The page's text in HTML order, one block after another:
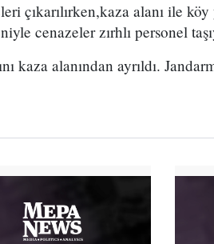
çıkarılırken,kaza alanı ile
cenazeler zırhlı personel
kaza alanından ayrıldı.